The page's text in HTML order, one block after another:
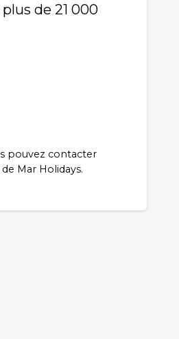
de 21 000
pouvez contacter
Mar Holidays.